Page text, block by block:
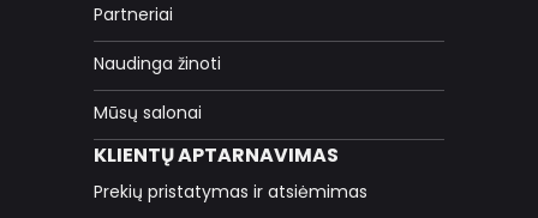
Partneriai
Naudinga žinoti
Mūsų salonai
KLIENTŲ APTARNAVIMAS
Prekių pristatymas ir atsiėmimas